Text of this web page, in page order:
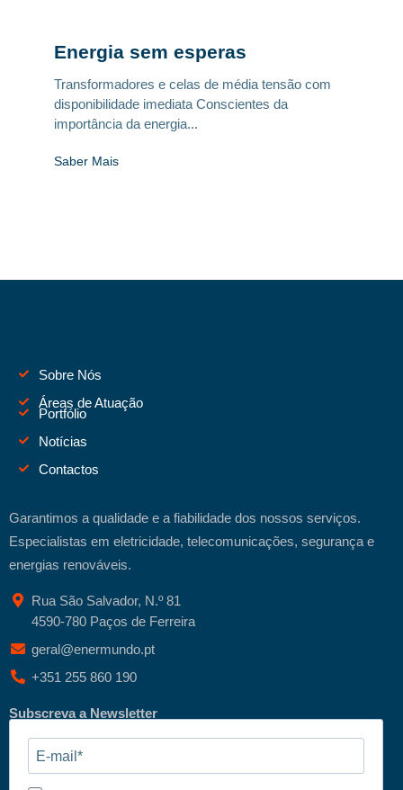
Energia sem esperas
Transformadores e celas de média tensão com
disponibilidade imediata Conscientes da
importância da energia...
Saber Mais
Sobre Nós
Áreas de Atuação
Portfólio
Notícias
Contactos
Garantimos a qualidade e a fiabilidade dos nossos serviços.
Especialistas em eletricidade, telecomunicações, segurança e
energias renováveis.
Rua São Salvador, N.º 81
4590-780 Paços de Ferreira
geral@enermundo.pt
+351 255 860 190
Subscreva a Newsletter